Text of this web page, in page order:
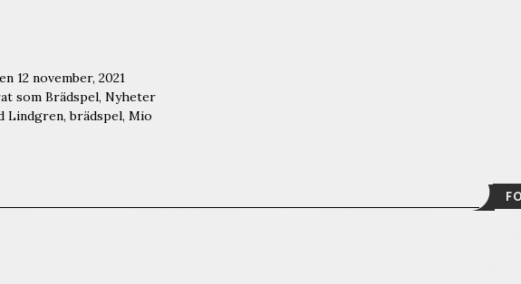
12 november, 2021
som Brädspel, Nyheter
Lindgren,brädspel, Mio